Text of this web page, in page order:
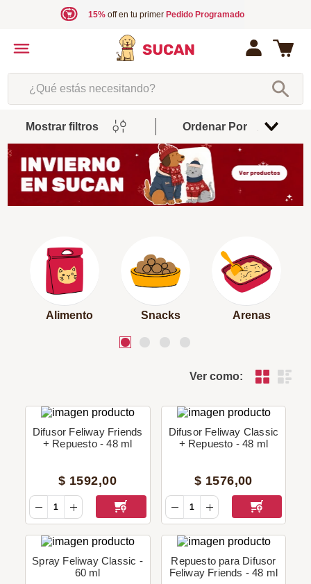
15%off en tu primer Pedido Programado
¿Qué estás necesitando?
Mostrar filtros Ordenar Por
Relevancia
Alimento Snacks Arenas
Ver como:
Difusor Feliway Friends
+ Repuesto - 48 ml
$ 1592,00
Difusor Feliway Classic
+ Repuesto - 48 ml
$ 1576,00
Spray Feliway Classic -
60 ml
Repuesto para Difusor
Feliway Friends - 48 ml